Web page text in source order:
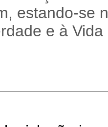
estando-se
e à